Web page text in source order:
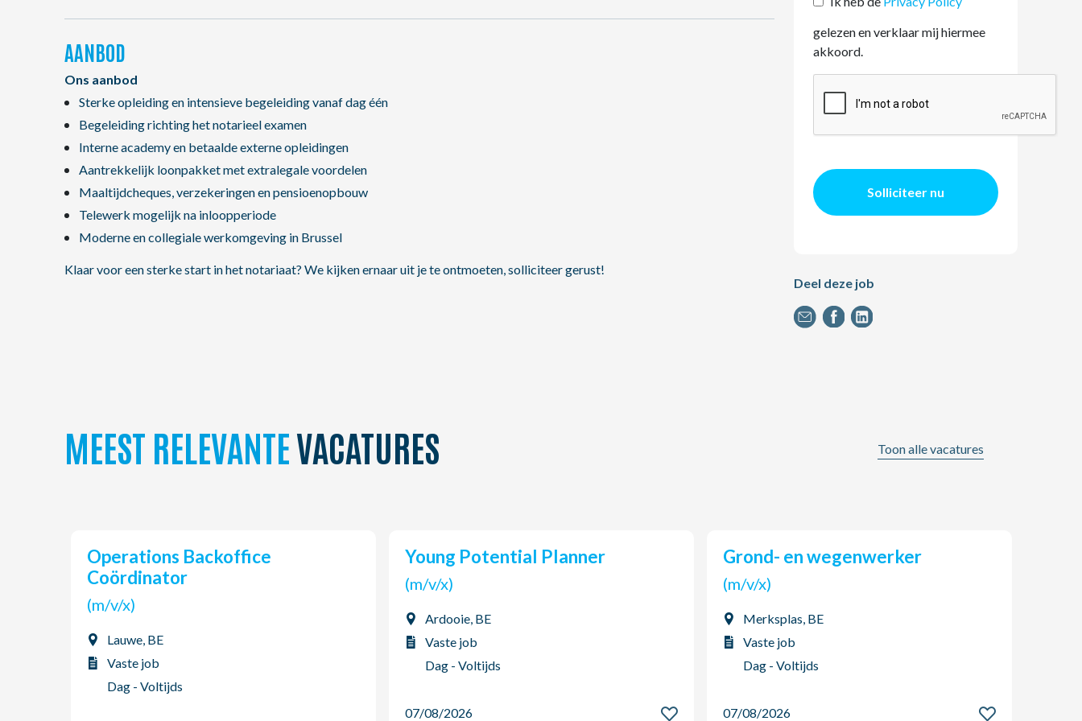
AANBOD
Ons aanbod
Sterke opleiding en intensieve begeleiding vanaf dag één
Begeleiding richting het notarieel examen
Interne academy en betaalde externe opleidingen
Aantrekkelijk loonpakket met extralegale voordelen
Maaltijdcheques, verzekeringen en pensioenopbouw
Telewerk mogelijk na inloopperiode
Moderne en collegiale werkomgeving in Brussel
Klaar voor een sterke start in het notariaat? We kijken ernaar uit je te ontmoeten, solliciteer gerust!
gelezen en verklaar mij hiermee
akkoord.
Solliciteer nu
Deel deze job
MEEST RELEVANTEVACATURES Toon alle vacatures
Operations Backoffice
Coördinator
(m/v/x)
Lauwe, BE
Vaste job
Dag - Voltijds
Young Potential Planner
(m/v/x)
Ardooie, BE
Vaste job
Dag - Voltijds
07/08/2026
Grond- en wegenwerker
(m/v/x)
Merksplas, BE
Vaste job
Dag - Voltijds
07/08/2026